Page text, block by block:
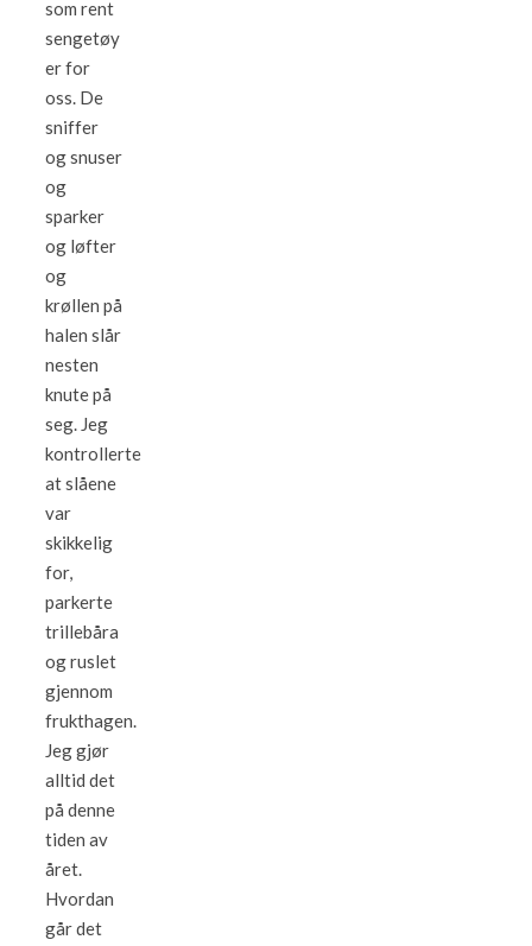
som rent
sengetøy
er for
oss. De
sniffer
og snuser
og
sparker
og løfter
og
krøllen på
halen slår
nesten
knute på
seg. Jeg
kontrollerte
at slåene
var
skikkelig
for,
parkerte
trillebåra
og ruslet
gjennom
frukthagen.
Jeg gjør
alltid det
på denne
tiden av
året.
Hvordan
går det